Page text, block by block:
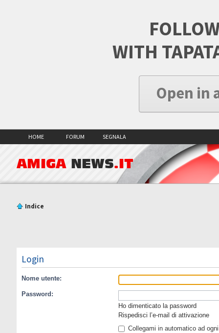
WITH
Open in
HOME FORUM SEGNALA
AMIGA NEWS.IT
Indice
Login
Nome utente:
Password:
Ho dimenticato la password
Rispedisci l’e-mail di attivazione
Collegami in automatico ad